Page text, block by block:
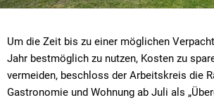
Um die Zeit bis zu einer möglichen
Jahr bestmöglich zu nutzen, Kosten zu
vermeiden, beschloss der Arbeitskreis die
Gastronomie und Wohnung ab Juli als